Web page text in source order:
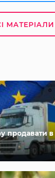
МАТЕРІАЛИ
продавати